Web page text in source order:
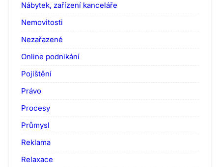
Nábytek, zařízení kanceláře
Nemovitosti
Nezařazené
Online podnikání
Pojištění
Právo
Procesy
Průmysl
Reklama
Relaxace